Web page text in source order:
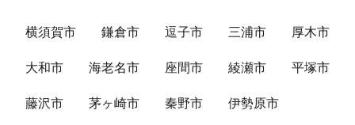
横須賀市 鎌倉市 逗子市 三浦市 厚木市
大和市 海老名市 座間市 綾瀬市 平塚市
藤沢市 茅ヶ崎市 秦野市 伊勢原市